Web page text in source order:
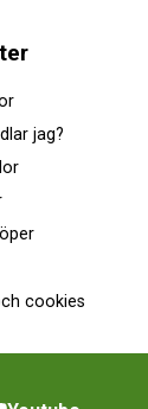
jag?
cookies